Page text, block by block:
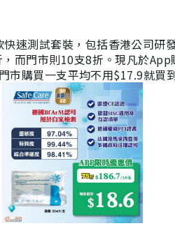
速測試套裝，包括香港公司
而門市則10支8折。現凡於
市購買一支平均不用$17.9就買